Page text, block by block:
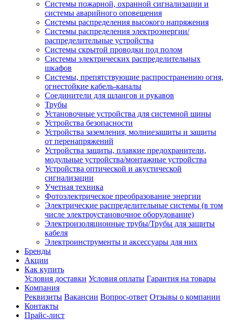
Системы пожарной, охранной сигнализации и
системы аварийного оповещения
Системы распределения высокого напряжения
Системы распределения электроэнергии/
распределительные устройства
Системы скрытой проводки под полом
Системы электрических распределительных
шкафов
Системы, препятствующие распространению огня,
огнестойкие кабель-каналы
Соединители для шлангов и рукавов
Трубы
Установочные устройства для системной шины
Устройства безопасности
Устройства заземления, молниезащиты и защиты
от перенапряжений
Устройства защиты, плавкие предохранители,
модульные устройства/монтажные устройства
Устройства оптической и акустической
сигнализации
Учетная техника
Фотоэлектрическое преобразование энергии
Электрические распределительные системы (в том
числе электроустановочное оборудование)
Электроизоляционные трубы/Трубы для защиты
кабеля
Электроинструменты и аксессуары для них
Бренды
Акции
Как купить
Условия доставки Условия оплаты Гарантия на товары
Компания
Реквизиты Вакансии Вопрос-ответ Отзывы о компании
Контакты
Прайс-лист